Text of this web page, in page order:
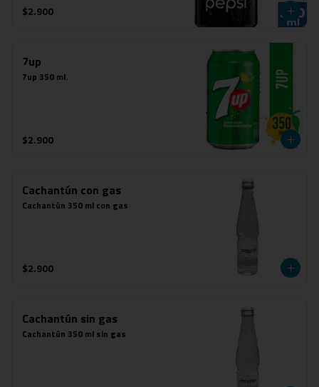
$2.900
7up
7up 350 ml.
$2.900
Cachantún con gas
Cachantún 350 ml con gas
$2.900
Cachantún sin gas
Cachantún 350 ml sin gas